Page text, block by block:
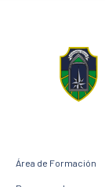
Área de Formación